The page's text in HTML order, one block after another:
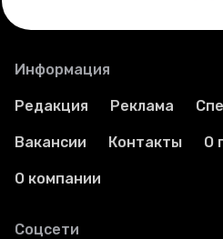
Информация
Редакция Реклама
Вакансии Контакты О
О компании
Соцсети